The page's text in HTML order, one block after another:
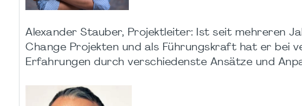
Alexander Stauber, Projektleiter: Ist seit mehreren
Change Projekten und als Führungskraft hat er bei
Erfahrungen durch verschiedenste Ansätze und